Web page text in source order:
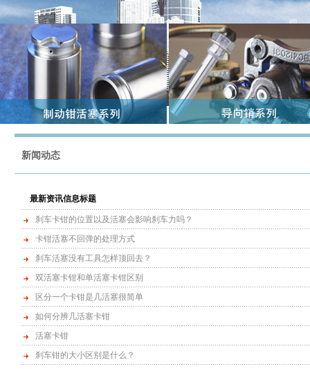
新闻动态
最新资讯信息标题
刹车卡钳的位置以及活塞会影响刹车力吗？
卡钳活塞不回弹的处理方式
刹车活塞没有工具怎样顶回去？
双活塞卡钳和单活塞卡钳区别
区分一个卡钳是几活塞很简单
如何分辨几活塞卡钳
活塞卡钳
刹车钳的大小区别是什么？